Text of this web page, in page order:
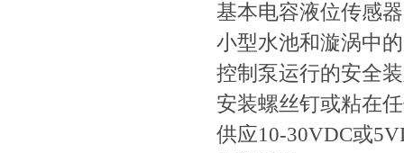
基本电容液位传感
小型水池和漩涡中
控制泵运行的安全
安装螺丝钉或粘在
供应10-30VDC或